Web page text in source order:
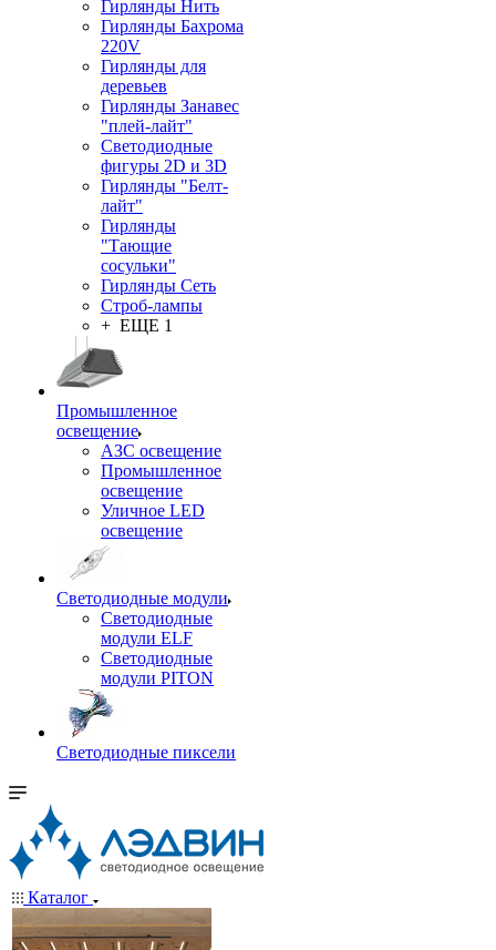
Гирлянды Нить
Гирлянды Бахрома
220V
Гирлянды для
деревьев
Гирлянды Занавес
"плей-лайт"
Светодиодные
фигуры 2D и 3D
Гирлянды "Белт-
лайт"
Гирлянды
"Тающие
сосульки"
Гирлянды Сеть
Строб-лампы
+ ЕЩЕ 1
Промышленное
освещение
АЗС освещение
Промышленное
освещение
Уличное LED
освещение
Светодиодные модули
Светодиодные
модули ELF
Светодиодные
модули PITON
Светодиодные пиксели
Каталог